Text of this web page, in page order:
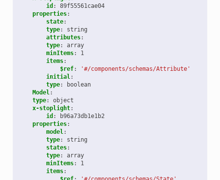
id :
89f55561cae04
properties:
state:
type:
string
attributes:
type:
array
minItems:
1
items:
$ref:
'#/components/schemas/Attribute'
initial:
type:
boolean
Model:
type:
object
x-stoplight:
id :
b96a73db1e1b2
properties:
model:
type:
string
states:
type:
array
minItems:
1
items: